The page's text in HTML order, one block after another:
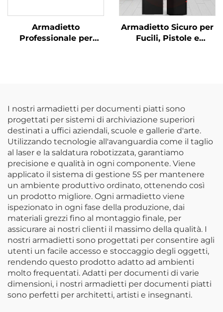
Armadietto
Professionale per
Scuole
Armadietto Sicuro per
Fucili, Pistole e
I nostri armadietti per documenti piatti sono
progettati per sistemi di archiviazione superiori
destinati a uffici aziendali, scuole e gallerie d'arte.
Utilizzando tecnologie all'avanguardia come il taglio
al laser e la saldatura robotizzata, garantiamo
precisione e qualità in ogni componente. Viene
applicato il sistema di gestione 5S per mantenere
un ambiente produttivo ordinato, ottenendo così
un prodotto migliore. Ogni armadietto viene
ispezionato in ogni fase della produzione, dai
materiali grezzi fino al montaggio finale, per
assicurare ai nostri clienti il massimo della qualità. I
nostri armadietti sono progettati per consentire agli
utenti un facile accesso e stoccaggio degli oggetti,
rendendo questo prodotto adatto ad ambienti
molto frequentati. Adatti per documenti di varie
dimensioni, i nostri armadietti per documenti piatti
sono perfetti per architetti, artisti e insegnanti.